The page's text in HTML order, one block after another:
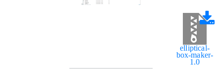
box-1.0